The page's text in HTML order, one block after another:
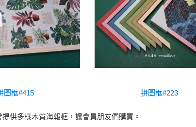
圖框#415 拼圖框#223
供多樣木質海報框，讓會員朋友們購買。